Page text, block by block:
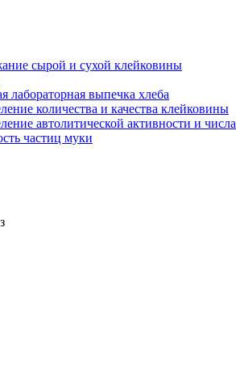
сырой и сухой клейковины
лабораторная выпечка хлеба
количества и качества клейковины
автолитической активности и
частиц муки